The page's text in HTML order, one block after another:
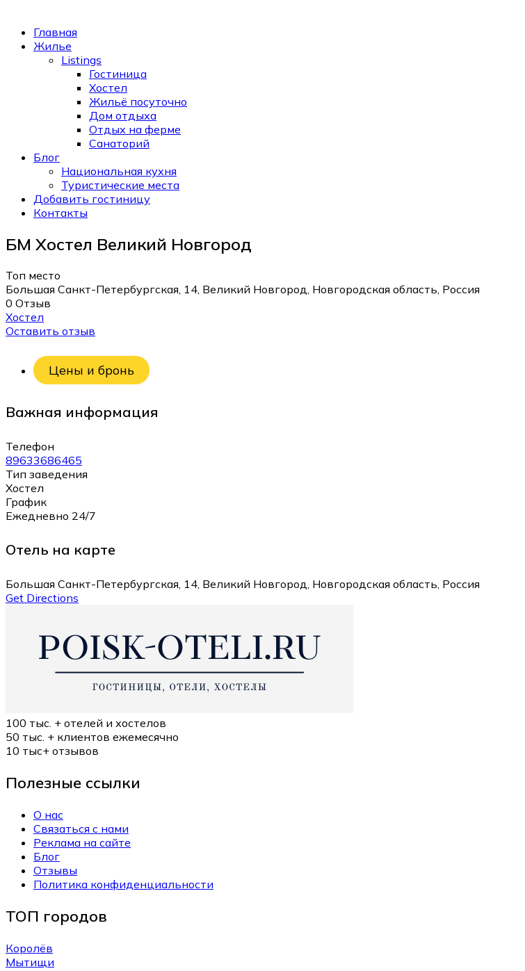
Главная
Жилье
Listings
Гостиница
Хостел
Жильё посуточно
Дом отдыха
Отдых на ферме
Санаторий
Блог
Национальная кухня
Туристические места
Добавить гостиницу
Контакты
БМ Хостел Великий Новгород
Топ место
Большая Санкт-Петербургская, 14, Великий Новгород, Новгородская область, Россия
0 Отзыв
Хостел
Оставить отзыв
Цены и бронь
Важная информация
Телефон
89633686465
Тип заведения
Хостел
График
Ежедневно 24/7
Отель на карте
Большая Санкт-Петербургская, 14, Великий Новгород, Новгородская область, Россия
Get Directions
100 тыс. + отелей и хостелов
50 тыс. + клиентов ежемесячно
10 тыс+ отзывов
Полезные ссылки
О нас
Связаться с нами
Реклама на сайте
Блог
Отзывы
Политика конфиденциальности
ТОП городов
Королёв
Мытищи